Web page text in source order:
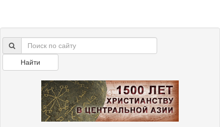
Найти